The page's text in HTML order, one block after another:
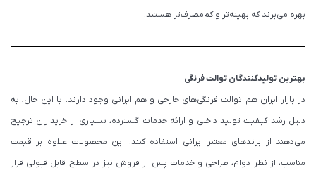
بهره می‌برند که بهینه‌تر و کم‌مصرف‌تر هستند.
بهترین تولیدکنندگان توالت فرنگی
در بازار ایران هم توالت فرنگی‌های خارجی و هم ایرانی وجود دارند. با این حال، به
دلیل رشد کیفیت تولید داخلی و ارائه خدمات گسترده، بسیاری از خریداران ترجیح
می‌دهند از برندهای معتبر ایرانی استفاده کنند. این محصولات علاوه بر قیمت
مناسب، از نظر دوام، طراحی و خدمات پس از فروش نیز در سطح قابل قبولی قرار